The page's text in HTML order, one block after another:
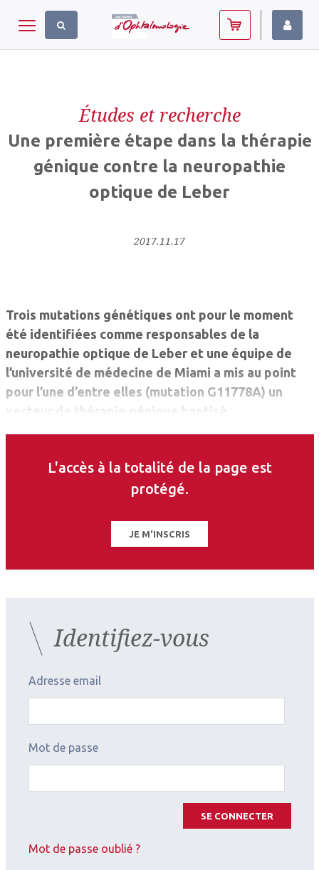
Toggle navigation
Études et recherche
Une première étape dans la thérapie
génique contre la neuropathie
optique de Leber
2017.11.17
Trois mutations génétiques ont pour le moment
été identifiées comme responsables de la
neuropathie optique de Leber et une équipe de
l’université de médecine de Miami a mis au point
pour l’une d’entre elles (mutation G11778A) un
vecteur de thérapie génique baptisé
L'accès à la totalité de la page est
protégé.
JE M'INSCRIS
Identifiez-vous
Adresse email
Mot de passe
SE CONNECTER
Mot de passe oublié ?
Panneau de gestion des cookies